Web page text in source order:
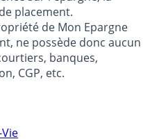
en ligne depuis 2001.
sur l'épargne, la
placement.
de Mon Epargne
ne possède donc aucun
banques,
CGP, etc.